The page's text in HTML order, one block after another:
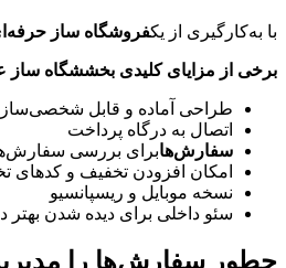
با به‌کارگیری از یکفروشگاه ساز
برخی از مزایای کلیدی بخششگاه ساز
طراحی آماده و قابل
اتصال به درگاه پرداخت
سفارش‌هابرای بررسی
امکان افزودن تخفیف و کدهای
نسخه موبایل و ریسپانسیو
سئو داخلی برای دیده شدن بهتر
چطور سفارش‌ها را